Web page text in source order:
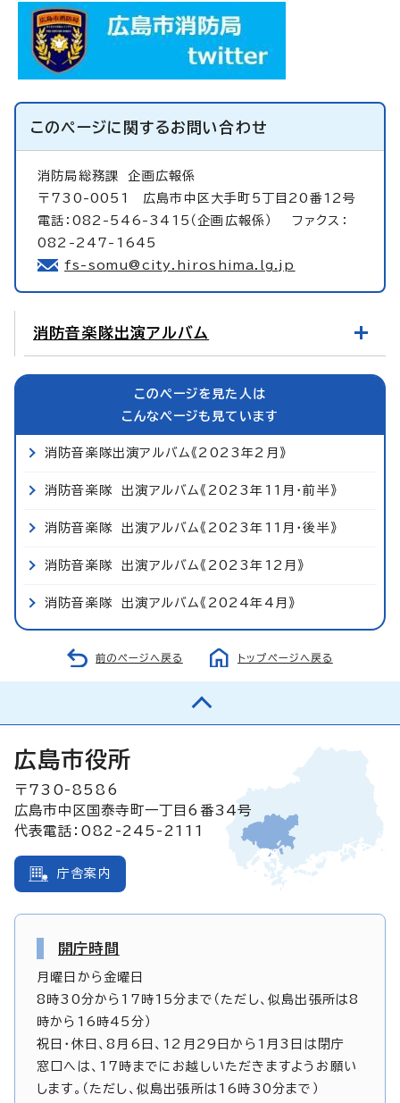
このページに関するお問い合わせ
消防局総務課企画広報係
〒730-0051 広島市中区大手町5丁目20番12号
電話：082-546-3415（企画広報係） ファクス：
082-247-1645
fs-somu@city.hiroshima.lg.jp
消防音楽隊出演アルバム
このページを見た人は
こんなページも見ています
消防音楽隊出演アルバム《2023年2月》
消防音楽隊 出演アルバム《2023年11月・前半》
消防音楽隊 出演アルバム《2023年11月・後半》
消防音楽隊 出演アルバム《2023年12月》
消防音楽隊 出演アルバム《2024年4月》
前のページへ戻る トップページへ戻る
広島市役所
〒730-8586
広島市中区国泰寺町一丁目6番34号
代表電話：082-245-2111
庁舎案内
開庁時間
月曜日から金曜日
8時30分から17時15分まで（ただし、似島出張所は8
時から16時45分）
祝日・休日、8月6日、12月29日から1月3日は閉庁
窓口へは、17時までにお越しいただきますようお願い
します。（ただし、似島出張所は16時30分まで）